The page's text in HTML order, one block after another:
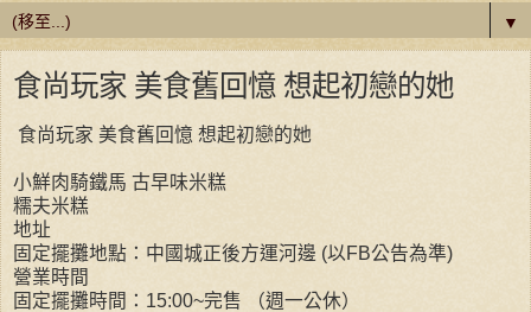
▼
食尚玩家 美食舊回憶 想起初戀的她
食尚玩家 美食舊回憶 想起初戀的她
小鮮肉騎鐵馬 古早味米糕
糯夫米糕
地址
固定擺攤地點：中國城正後方運河邊 (以FB公告為準)
營業時間
固定擺攤時間：15:00~完售 （週一公休）